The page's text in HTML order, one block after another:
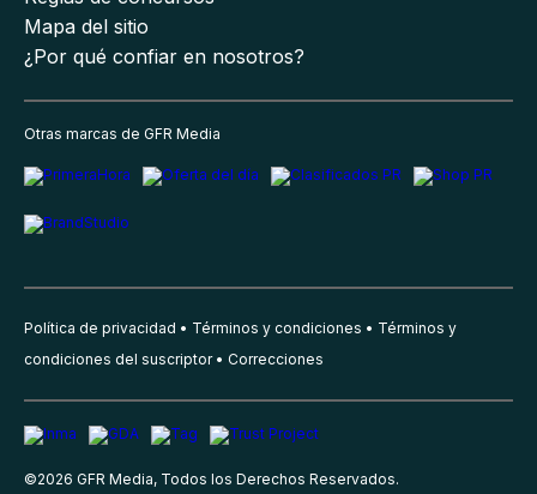
Mapa del sitio
¿Por qué confiar en nosotros?
Otras marcas de GFR Media
Política de privacidad Términos y condiciones
Términos y
condiciones del suscriptor
Correcciones
©2026 GFR Media, Todos los Derechos Reservados.